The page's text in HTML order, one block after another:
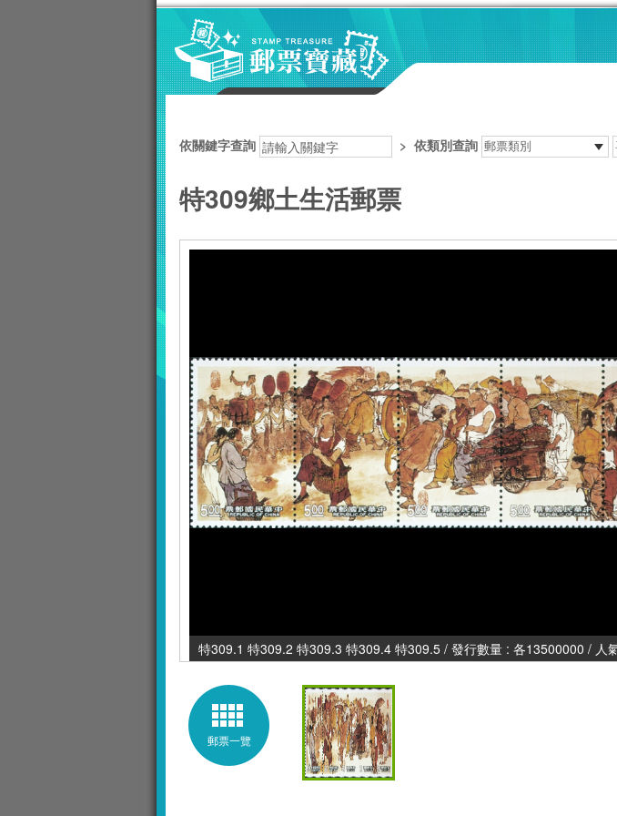
依關鍵字查詢 > 依類別查詢
特309鄉土生活郵票
特309.1 特309.2 特309.3 特309.4 特309.5 / 發行數量 : 各13500000 / 人
郵票一覽